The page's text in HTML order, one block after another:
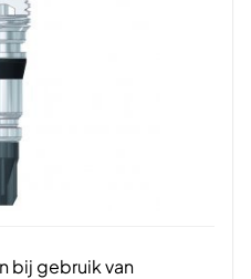
bij gebruik van